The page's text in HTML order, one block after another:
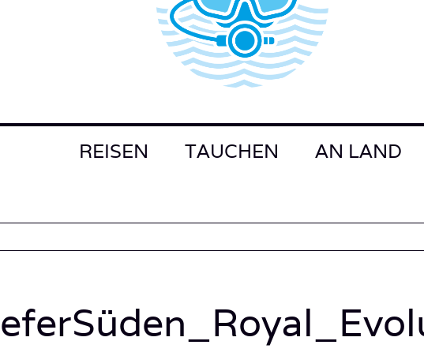
REISEN TAUCHEN AN LAND